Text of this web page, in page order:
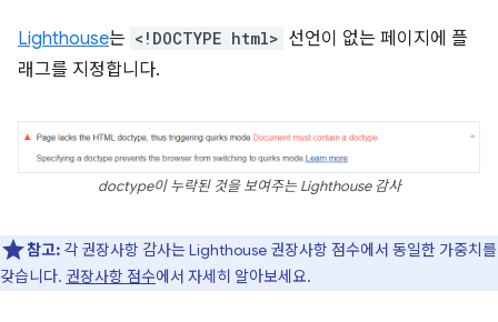
Lighthouse는 <!DOCTYPE html> 선언이 없는 페이지에 플
래그를 지정합니다.
doctype이 누락된 것을 보여주는 Lighthouse 감사
참고: 각 권장사항 감사는 Lighthouse 권장사항 점수에서 동일한 가중치를
갖습니다. 권장사항 점수에서 자세히 알아보세요.